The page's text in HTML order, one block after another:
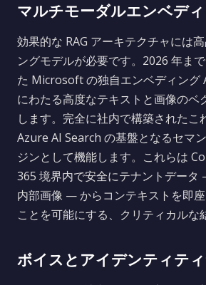
マルチモーダルエンベデ
効果的な RAG アーキテクチャには
ングモデルが必要です。2026 年ま
た Microsoft の独自エンベディング
にわたる高度なテキストと画像のベ
します。完全に社内で構築されたこ
Azure AI Search の基盤となるセマ
ジンとして機能します。これらは
365 境界内で安全にテナントデータ
内部画像 — からコンテキストを即
ことを可能にする、クリティカルな
ボイスとアイデンティテ